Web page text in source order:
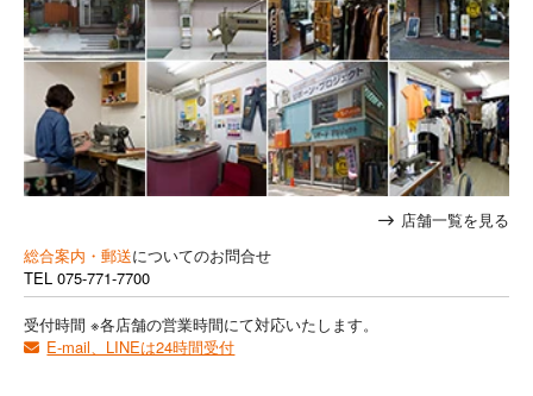
店舗一覧を見る
総合案内・郵送についてのお問合せ
TEL 075-771-7700
受付時間 ※各店舗の営業時間にて対応いたします。
E-mail、LINEは24時間受付